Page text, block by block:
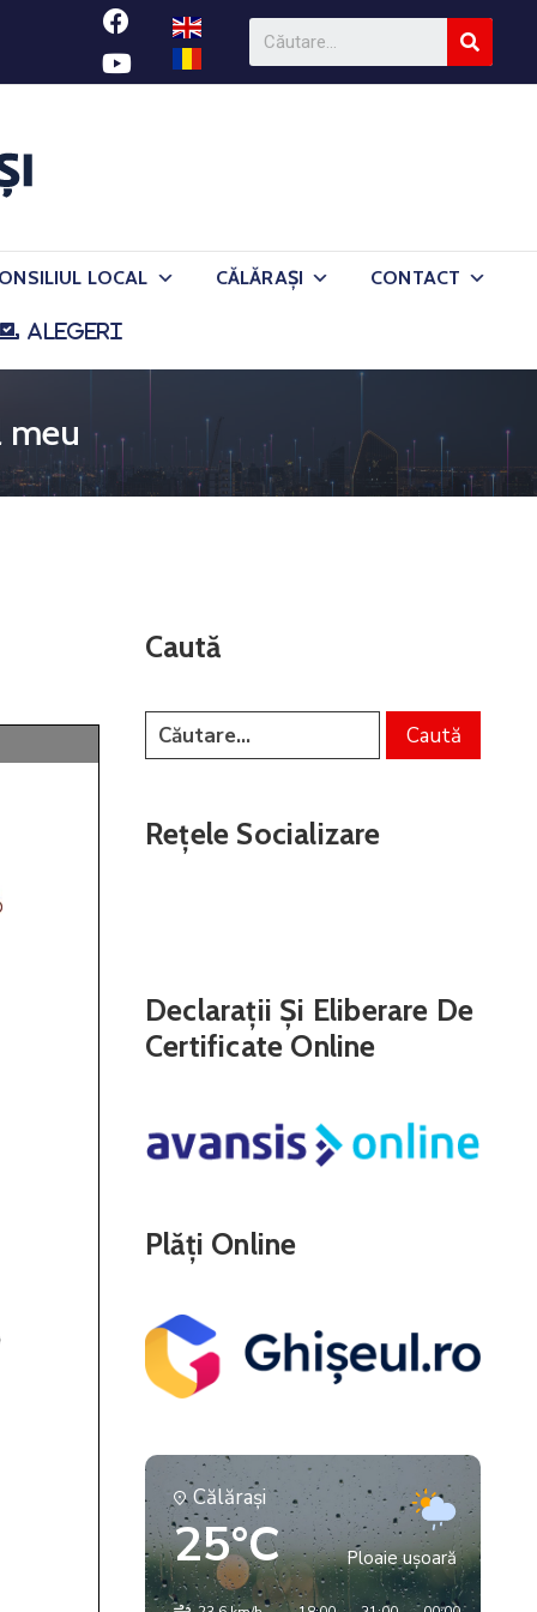
LOCAL CĂLĂRAȘI CONTACT
ALEGERI
Caută
Rețele Socializare
Declarații Și Eliberare De
Certificate Online
Plăți Online
Călăraşi
25°C Ploaie ușoară